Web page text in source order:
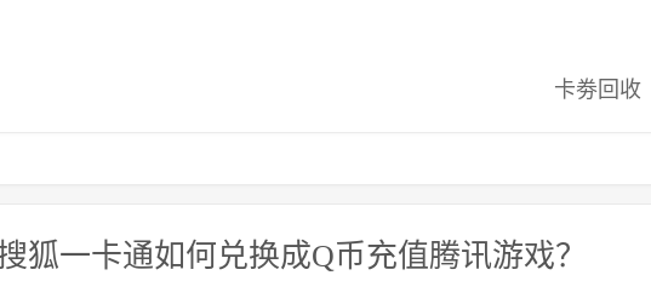
卡劵回收
狐一卡通如何兑换成Q币充值腾讯游戏？